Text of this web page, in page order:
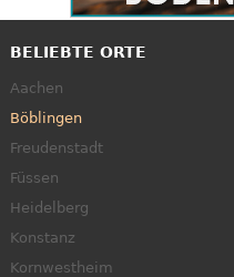
BELIEBTE ORTE
Aachen
Böblingen
Freudenstadt
Füssen
Heidelberg
Konstanz
Kornwestheim